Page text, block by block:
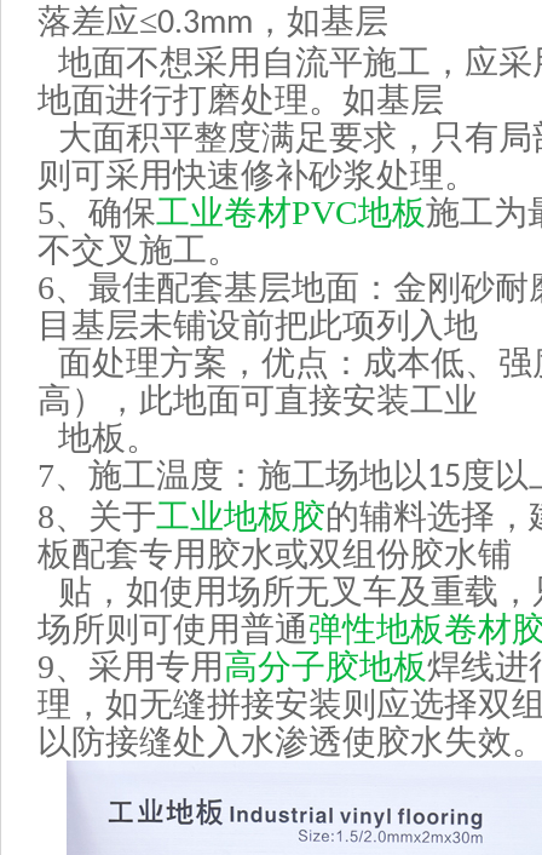
落差应≤0.3mm ，如基层
地面不想采用自流平施工，应
地面进行打磨处理。如基层
大面积平整度满足要求，只有
则可采用快速修补砂浆处理。
5、 确保工业卷材PVC地板施工为
不交叉施工。
6、 最佳配套基层地面：金刚砂耐
目基层未铺设前把此项列入地
面处理方案，优点：成本低、
高），此地面可直接安装工业
地板。
7、 施工温度：施工场地以15度以
8、 关于工业地板胶的辅料选择，
板配套专用胶水或双组份胶水铺
贴，如使用场所无叉车及重载
场所则可使用普通弹性地板卷材
9、 采用专用高分子胶地板焊线进
理，如无缝拼接安装则应选择双
以防接缝处入水渗透使胶水失效